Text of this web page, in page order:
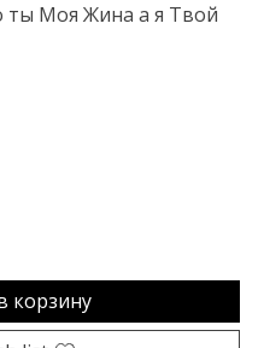
ты Моя Жина а я Твой
корзину